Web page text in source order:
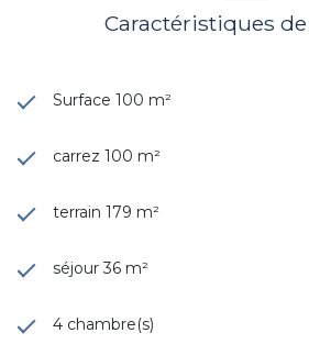
Caractéristiques
Surface 100 m²
carrez 100 m²
terrain 179 m²
séjour 36 m²
4 chambre(s)